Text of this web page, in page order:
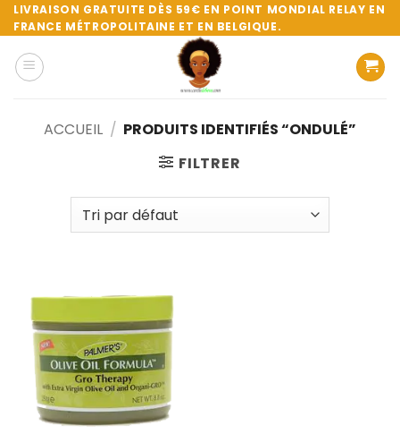
Passer
au
contenu
LIVRAISON GRATUITE DÈS 59€ EN POINT MONDIAL RELAY EN
FRANCE MÉTROPOLITAINE ET EN BELGIQUE.
ACCUEIL / PRODUITS IDENTIFIÉS “ONDULÉ”
FILTRER